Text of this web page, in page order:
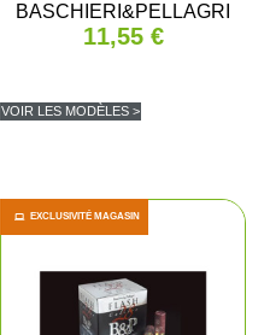
BASCHIERI&PELLAGRI
11,55 €
VOIR LES MODÈLES >
EXCLUSIVITÉ MAGASIN